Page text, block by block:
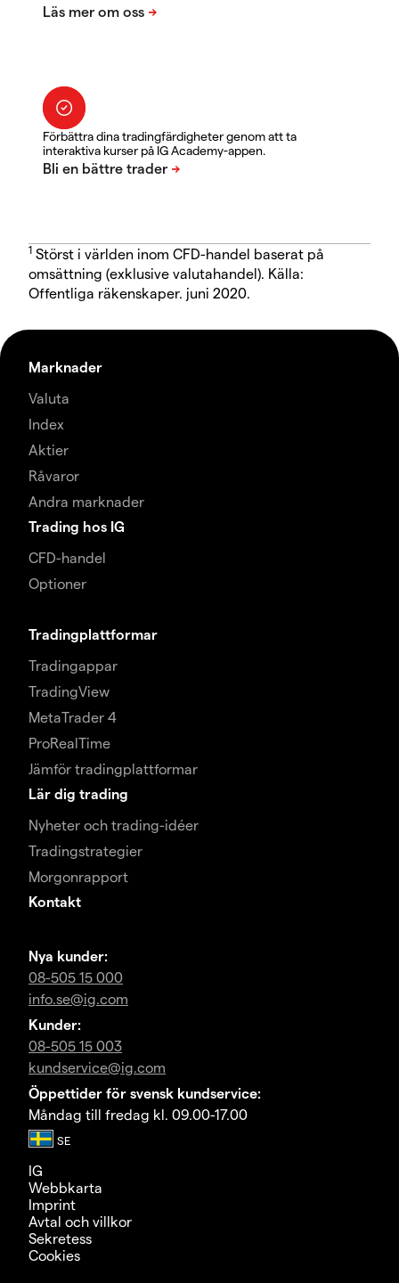
Förbättra dina tradingfärdigheter genom att ta
interaktiva kurser på IG Academy-appen.
1 Störst i världen inom CFD-handel baserat på
omsättning (exklusive valutahandel). Källa:
Offentliga räkenskaper. juni 2020.
Marknader
Valuta
Index
Aktier
Råvaror
Andra marknader
Trading hos IG
CFD-handel
Optioner
Tradingplattformar
Tradingappar
TradingView
MetaTrader 4
ProRealTime
Jämför tradingplattformar
Lär dig trading
Nyheter och trading-idéer
Tradingstrategier
Morgonrapport
Kontakt
Nya kunder:
08-505 15 000
info.se@ig.com
Kunder:
08-505 15 003
kundservice@ig.com
Öppettider för svensk kundservice:
Måndag till fredag kl. 09.00-17.00
IG
Webbkarta
Imprint
Avtal och villkor
Sekretess
Cookies